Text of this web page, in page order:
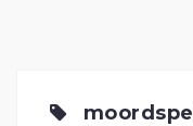
moordspel